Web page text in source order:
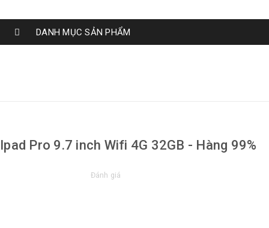
DANH MỤC SẢN PHẨM
Ipad Pro 9.7 inch Wifi 4G 32GB - Hàng 99%
Đánh giá